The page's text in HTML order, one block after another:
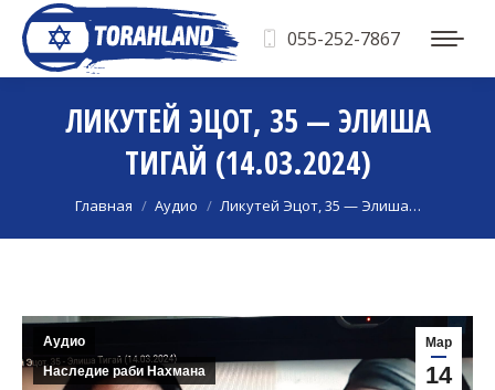
055-252-7867
ЛИКУТЕЙ ЭЦОТ, 35 — ЭЛИША
ТИГАЙ (14.03.2024)
Вы здесь:
Главная Аудио Ликутей Эцот, 35 — Элиша…
Мар
14
Аудио
Наследие раби Нахмана